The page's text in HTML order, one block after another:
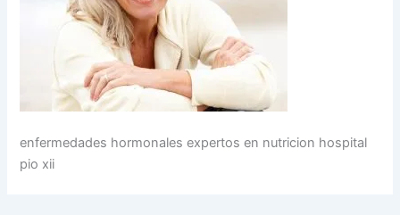
enfermedades hormonales expertos en nutricion hospital
pio xii